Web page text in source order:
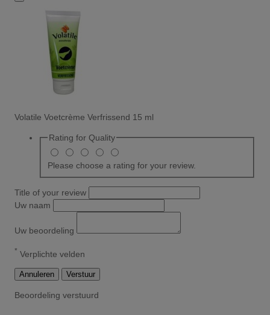
Volatile Voetcrème Verfrissend 15 ml
Rating for Quality
Please choose a rating for your review.
Title of your review
Uw naam
Uw beoordeling
* Verplichte velden
Annuleren Verstuur
Beoordeling verstuurd